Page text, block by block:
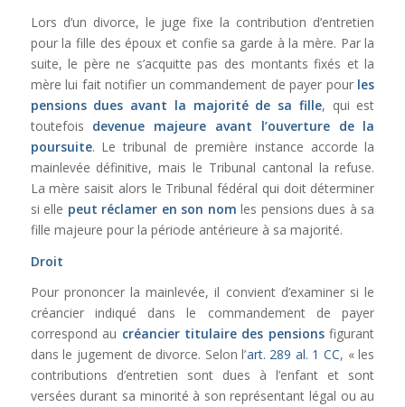
Lors d’un divorce, le juge fixe la contribution d’entretien
pour la fille des époux et confie sa garde à la mère. Par la
suite, le père ne s’acquitte pas des montants fixés et la
mère lui fait notifier un commandement de payer pour les
pensions dues avant la majorité de sa fille, qui est
toutefois devenue majeure avant l’ouverture de la
poursuite. Le tribunal de première instance accorde la
mainlevée définitive, mais le Tribunal cantonal la refuse.
La mère saisit alors le Tribunal fédéral qui doit déterminer
si elle peut réclamer en son nom les pensions dues à sa
fille majeure pour la période antérieure à sa majorité.
Droit
Pour prononcer la mainlevée, il convient d’examiner si le
créancier indiqué dans le commandement de payer
correspond au créancier titulaire des pensionsfigurant
dans le jugement de divorce. Selon l’art. 289 al. 1 CC, « les
contributions d’entretien sont dues à l’enfant et sont
versées durant sa minorité à son représentant légal ou au